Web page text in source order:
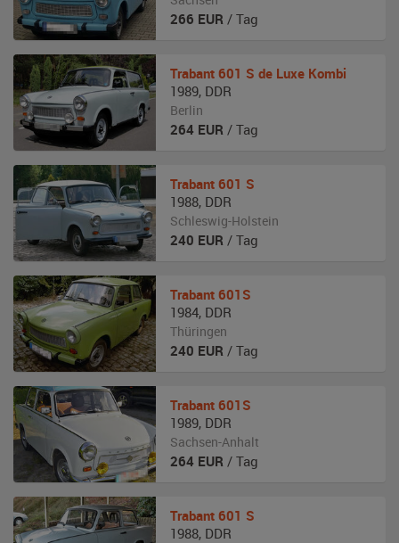
266 EUR / Tag
Trabant 601 S de Luxe Kombi
1989, DDR
Berlin
264 EUR / Tag
Trabant 601 S
1988, DDR
Schleswig-Holstein
240 EUR / Tag
Trabant 601S
1984, DDR
Thüringen
240 EUR / Tag
Trabant 601S
1989, DDR
Sachsen-Anhalt
264 EUR / Tag
Trabant 601 S
1988, DDR